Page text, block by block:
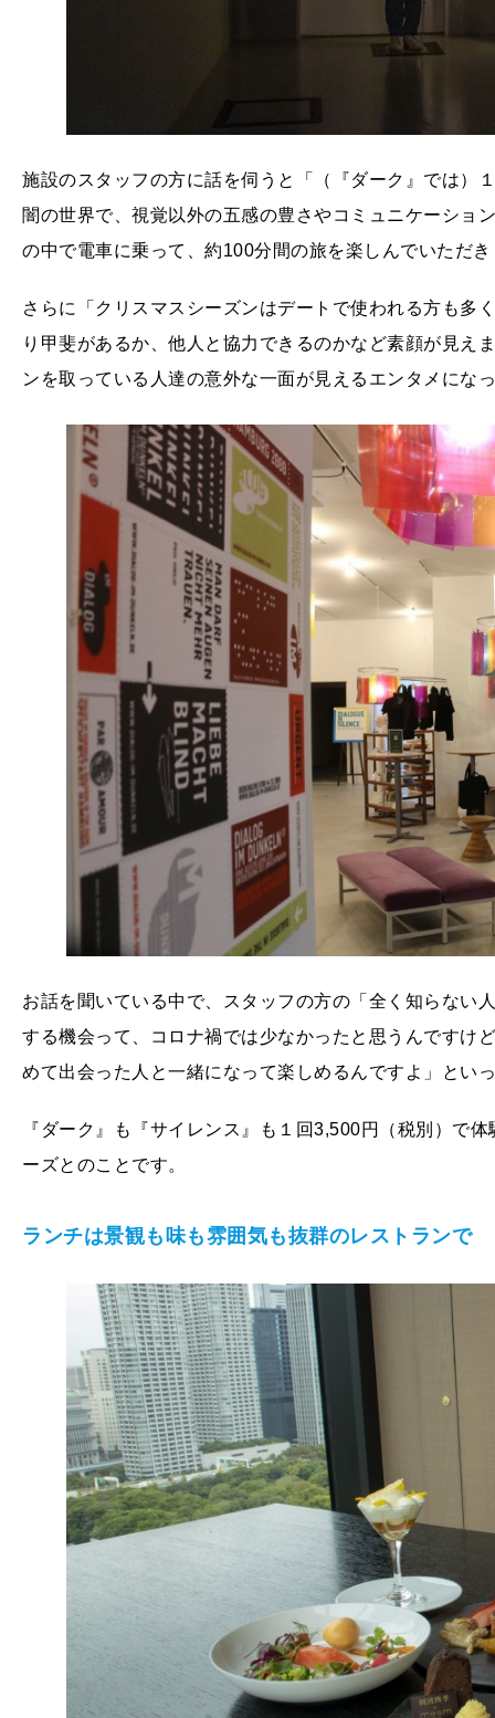
施設のスタッフの方に話を伺うと「（『ダーク』では）
闇の世界で、視覚以外の五感の豊さやコミュニケーショ
の中で電車に乗って、約100分間の旅を楽しんでいただ
さらに「クリスマスシーズンはデートで使われる方も多
り甲斐があるか、他人と協力できるのかなど素顔が見え
ンを取っている人達の意外な一面が見えるエンタメにな
お話を聞いている中で、スタッフの方の「全く知らない
する機会って、コロナ禍では少なかったと思うんですけ
めて出会った人と一緒になって楽しめるんですよ」とい
『ダーク』も『サイレンス』も１回3,500円（税別）で
ーズとのことです。
ランチは景観も味も雰囲気も抜群のレストランで